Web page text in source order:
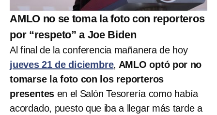
AMLO no se toma la foto con reporteros
por “respeto” a Joe Biden
Al final de la conferencia mañanera de hoy
jueves 21 de diciembre, AMLO optó por no
tomarse la foto con los reporteros
presentes en el Salón Tesorería como había
acordado, puesto que iba a llegar más tarde a